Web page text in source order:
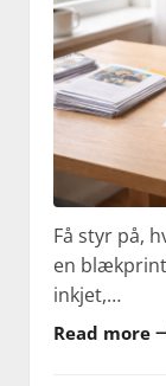
Få styr på,
en
inkjet,…
Read more